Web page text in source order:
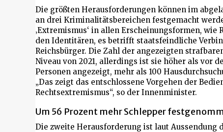
Die größten Herausforderungen können im
an drei Kriminalitätsbereichen festgemacht
‚Extremismus‘ in allen Erscheinungsformen, wie
den Identitären, es betrifft staatsfeindliche
Reichsbürger. Die Zahl der angezeigten
Niveau von 2021, allerdings ist sie höher als vor
Personen angezeigt, mehr als 100
„Das zeigt das entschlossene Vorgehen der
Rechtsextremismus“, so der Innenminister.
Um 56 Prozent mehr Schlepper
Die zweite Herausforderung ist laut